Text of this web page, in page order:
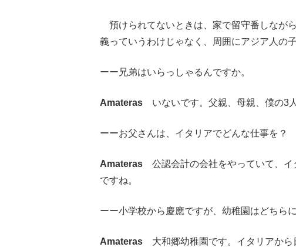
預けられてないときは、家で留守番しなが
義っていうわけじゃなく、周囲にアジア人の
ーー兄弟はいらっしゃるんですか。
Amateras いないです。父親、母親、僕の3
ーーお父さんは、イタリアでどんな仕事を？
Amateras 公認会計の会社をやっていて、イ
ですね。
ーー小学校から慶應ですが、幼稚園はどちらに
Amateras 大和郷幼稚園です。イタリアから